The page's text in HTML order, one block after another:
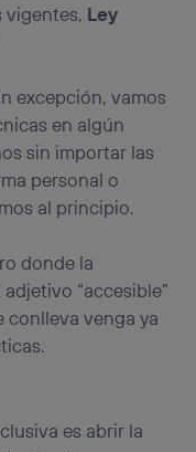
vigentes, Ley
excepción, vamos
en algún
sin importar las
personal o
al principio.
donde la
“accesible”
venga ya
es abrir la